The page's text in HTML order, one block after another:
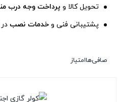
تحویل کالا و پرداخت وجه درب
پشتیبانی فنی و خدمات نصب
صافی‌هاامتیاز